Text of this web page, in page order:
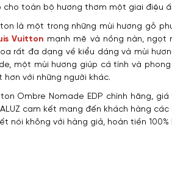
cho toàn bộ hương thơm một giai điệu
là một trong những mùi hương gỗ
Vuitton mạnh mẽ và nồng nàn, ngọt
rất đa dạng về kiểu dáng và mùi
một mùi hương giúp cá tính và
với những người khác.
Ombre Nomade EDP chính hãng,
cam kết mang đến khách hàng
nói không với hàng giả, hoàn tiền